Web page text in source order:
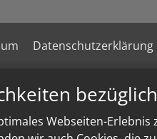
Webseiten-
Datenschutzerklärung